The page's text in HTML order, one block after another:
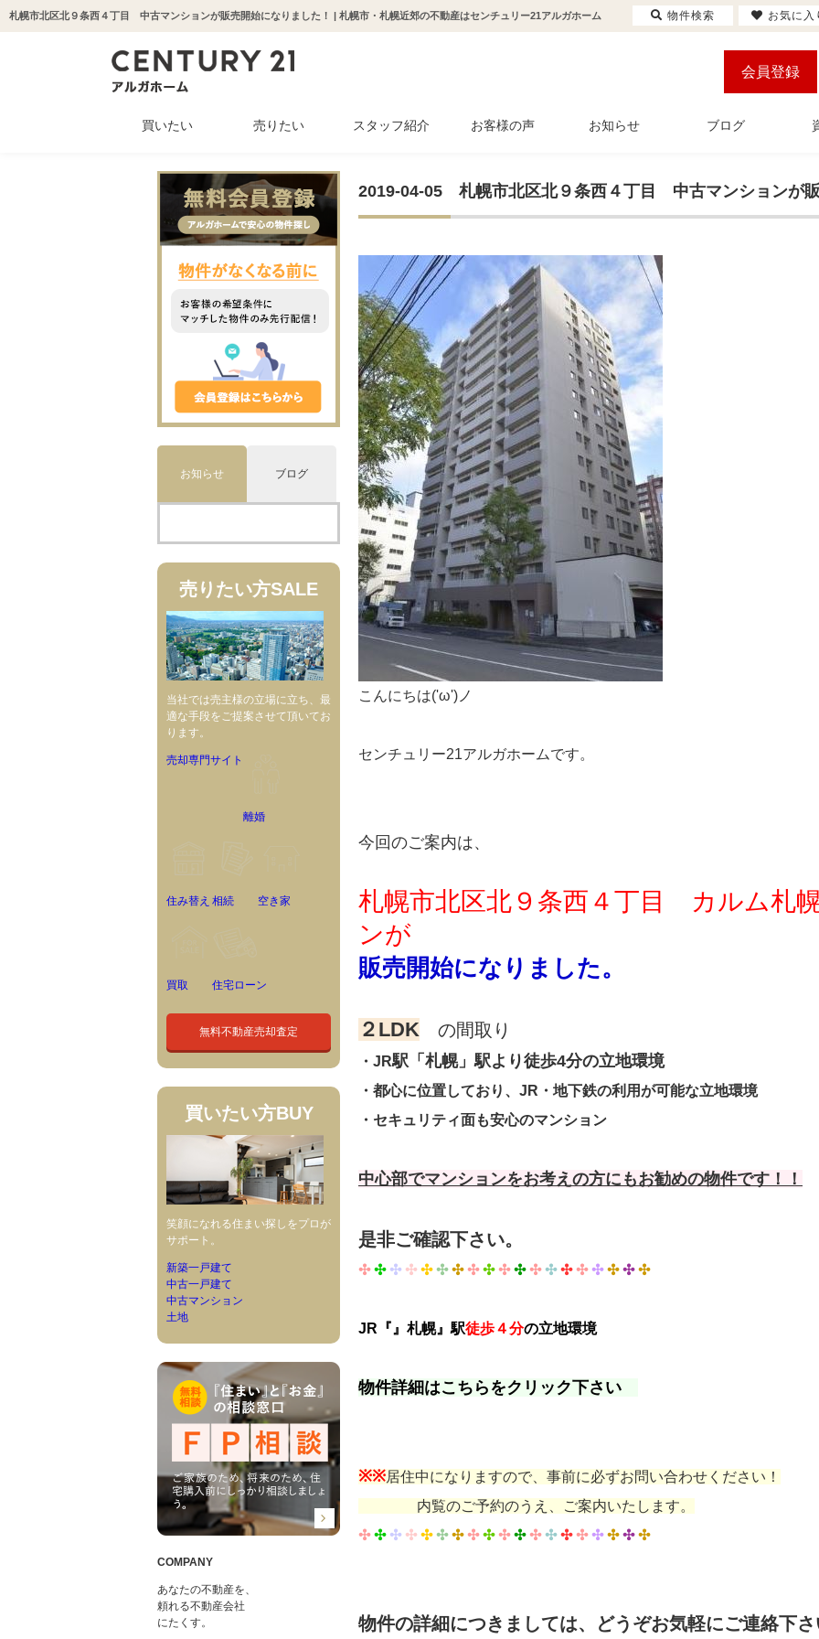
札幌市北区北９条西４丁目 中古マンションが販売開始になりました！ | 札幌市・札幌近郊の不動産はセンチュリー21アルガホーム
会員登録
買いたい
新築一戸建て
中古一戸建て
中古マンション
土地
収益物件
売りたい スタッフ紹介 お客様の声 お知らせ ブログ
2019-04-05 札幌市北区北９条西４丁目 中古マンションが
こんにちは('ω')ノ
センチュリー21アルガホームです。
今回のご案内は、
札幌市北区北９条西４丁目 カルム札
ンが
販売開始になりました。
２LDK の間取り
・JR駅「札幌」駅より徒歩4分の立地環境
・都心に位置しており、JR・地下鉄の利用が可能な立地環境
・セキュリティ面も安心のマンション
中心部でマンションをお考えの方にもお勧めの物件です！！
是非ご確認下さい。
✣✣ ✣ ✣ ✣ ✣ ✣✣✣✣✣✣✣ ✣✣✣ ✣ ✣ ✣
JR『』札幌』駅徒歩４分の立地環境
物件詳細はこちらをクリック下さい
※※居住中になりますので、事前に必ずお問い合わせください！
内覧のご予約のうえ、ご案内いたします。
✣✣ ✣ ✣ ✣ ✣ ✣✣✣✣✣✣✣ ✣✣✣ ✣ ✣ ✣
物件の詳細につきましては、どうぞお気軽にご連絡下
お知らせ ブログ
売りたい方SALE
当社では売主様の立場に立ち、最
適な手段をご提案させて頂いてお
ります。
売却専門サイト
離婚
住み替え 相続 空き家
買取 住宅ローン
無料不動産売却査定
買いたい方BUY
笑顔になれる住まい探しをプロが
サポート。
新築一戸建て
中古一戸建て
中古マンション
土地
COMPANY
あなたの不動産を、
頼れる不動産会社
にたくす。
物件検索 お気に入